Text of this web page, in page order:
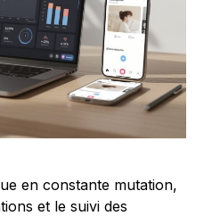
en constante mutation,
et le suivi des